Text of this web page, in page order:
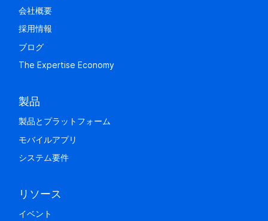
会社概要
採用情報
ブログ
The Expertise Economy
製品
製品とプラットフォーム
モバイルアプリ
システム要件
リソース
イベント